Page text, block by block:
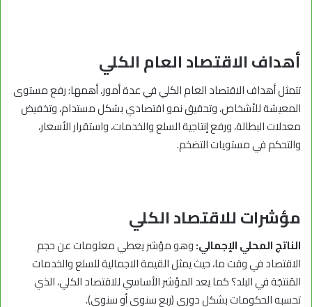
أهداف الاقتصاد العام الكلي
تتمثل أهداف الاقتصاد العام الكلي في عدة أمور، أهمها: رفع مستوى
المعيشة للأشخاص، وتحقيق نمو اقتصادي بشكل مستدام، وتخفيض
معدلات البطالة، ورفع إنتاجية السلع والخدمات، واستقرار الأسعار،
والتحكم في مستويات التضخم.
مؤشرات للاقتصاد الكلي
الناتج المحلي الإجمالي:وهو مؤشر يعطي معلومات عن حجم
الاقتصاد في وقت ما، حيث يمثل القيمة الاجمالية للسلع والخدمات
المُنتجَة في البلد؟ كما يعد المؤشر الأساسي للاقتصاد الكلي، الذي
تحسبه الحكومات بشكل دوري (ربع سنوي أو سنوي).